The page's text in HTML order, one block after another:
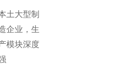
土大型制
企业，生
模块深度